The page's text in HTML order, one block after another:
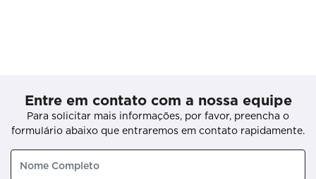
Entre em contato com a nossa equipe
Para solicitar mais informações, por favor, preencha o
formulário abaixo que entraremos em contato rapidamente.